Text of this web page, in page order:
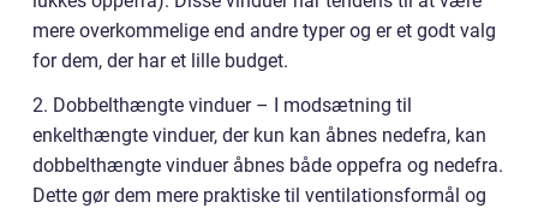
mere overkommelige end andre typer og er et godt valg
for dem, der har et lille budget.
2. Dobbelthængte vinduer – I modsætning til
enkelthængte vinduer, der kun kan åbnes nedefra, kan
dobbelthængte vinduer åbnes både oppefra og nedefra.
Dette gør dem mere praktiske til ventilationsformål og